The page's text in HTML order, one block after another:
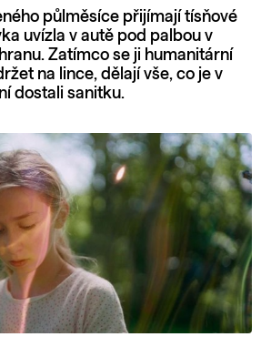
půlměsíce přijímají tísňové
uvízla v autě pod palbou v
Zatímco se ji humanitární
na lince, dělají vše, co je v
dostali sanitku.